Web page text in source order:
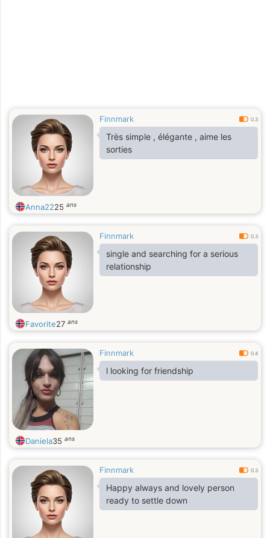
Finnmark 0.3
Très simple , élégante , aime les
sorties
Anna2225 ans
Finnmark 0.3
single and searching for a serious
relationship
Favorite27 ans
Finnmark 0.4
l looking for friendship
Daniela35 ans
Finnmark 0.3
Happy always and lovely person
ready to settle down